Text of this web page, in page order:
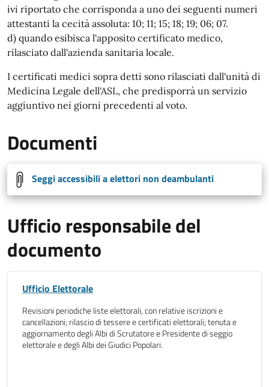
ivi riportato che corrisponda a uno dei seguenti numeri
attestanti la cecità assoluta: 10; 11; 15; 18; 19; 06; 07.
d) quando esibisca l'apposito certificato medico,
rilasciato dall'azienda sanitaria locale.
I certificati medici sopra detti sono rilasciati dall'unità di
Medicina Legale dell'ASL, che predisporrà un servizio
aggiuntivo nei giorni precedenti al voto.
Documenti
Seggi accessibili a elettori non deambulanti
Ufficio responsabile del
documento
Ufficio Elettorale
Revisioni periodiche liste elettorali, con relative iscrizioni e
cancellazioni; rilascio di tessere e certificati elettorali; tenuta e
aggiornamento degli Albi di Scrutatore e Presidente di seggio
elettorale e degli Albi dei Giudici Popolari.